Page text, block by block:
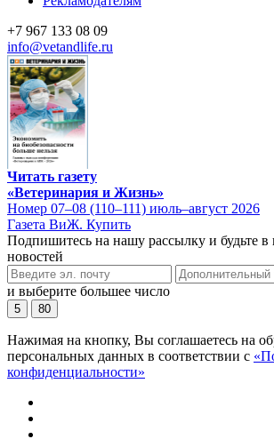
+7 967 133 08 09
info@vetandlife.ru
Читать газету
«Ветеринария и Жизнь»
Номер 07–08 (110–111) июль–август 2026
Газета ВиЖ. Купить
Подпишитесь на нашу рассылку и будьте в
новостей
и выберите большее число
5 80
Нажимая на кнопку, Вы соглашаетесь на
персональных данных в соответствии с
конфиденциальности»